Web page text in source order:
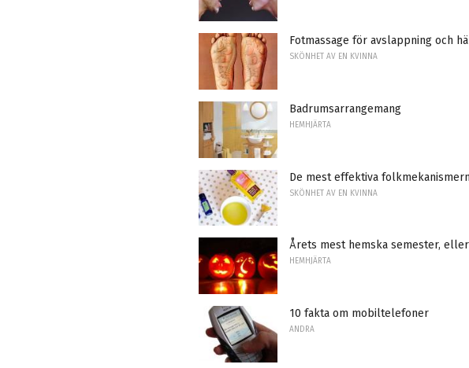
Fotmassage för avslappning och
SKÖNHET AV EN KVINNA
Badrumsarrangemang
HEMHJÄRTA
De mest effektiva
SKÖNHET AV EN KVINNA
Årets mest hemska semester,
HEMHJÄRTA
10 fakta om mobiltelefoner
ANDRA